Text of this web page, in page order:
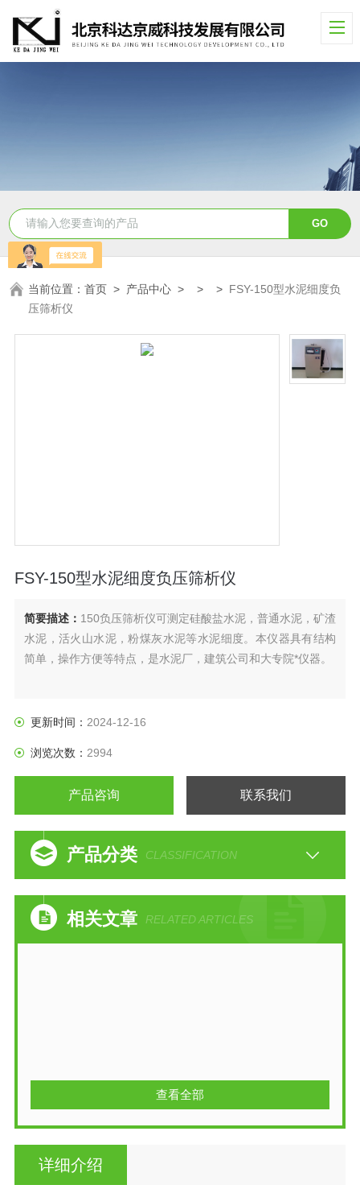
当前位置：首页 > 产品中心 > > > FSY-150型水泥细度负
压筛析仪
FSY-150型水泥细度负压筛析仪
简要描述： 150负压筛析仪可测定硅酸盐水泥，普通水泥，矿渣
水泥，活火山水泥，粉煤灰水泥等水泥细度。本仪器具有结构
简单，操作方便等特点，是水泥厂，建筑公司和大专院*仪器。
更新时间： 2024-12-16
浏览次数： 2994
产品咨询 联系我们
产品分类 CLASSIFICATION
相关文章 RELATED ARTICLES
查看全部
详细介绍